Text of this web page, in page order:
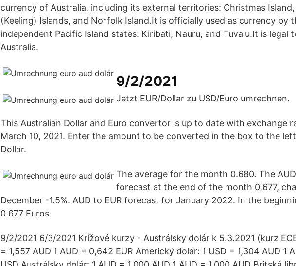
currency of Australia, including its external territories: Christmas
(Keeling) Islands, and Norfolk Island.It is officially used as currency by
independent Pacific Island states: Kiribati, Nauru, and Tuvalu.It is legal
Australia.
9/2/2021
Jetzt EUR/Dollar zu USD/Euro umrechnen.
This Australian Dollar and Euro convertor is up to date with exchange
March 10, 2021. Enter the amount to be converted in the box to the
Dollar.
The average for the month 0.680. The
forecast at the end of the month 0.677,
December -1.5%. AUD to EUR forecast for January 2022. In the
0.677 Euros.
9/2/2021 6/3/2021 Krížové kurzy - Austrálsky dolár k 5.3.2021 (kurz
= 1,557 AUD 1 AUD = 0,642 EUR Americký dolár: 1 USD = 1,304 AUD 1